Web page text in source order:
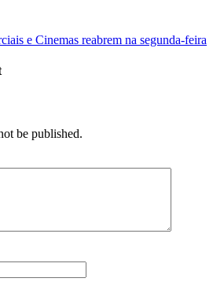
e Cinemas reabrem na segunda-feira
be published.